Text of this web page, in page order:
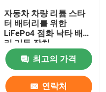
자동차 차량 리튬 스타
터 배터리를 위한
LiFePo4 점화 낙타 배터
리 기동 장치
최고의 가격
연락처